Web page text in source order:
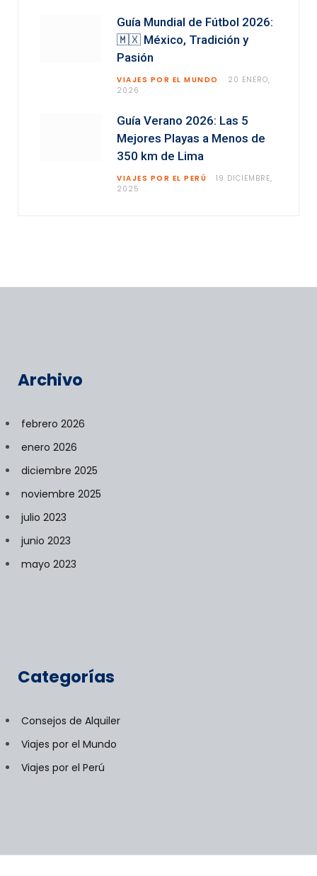
Guía Mundial de Fútbol 2026:
🇲🇽 México, Tradición y
Pasión
VIAJES POR EL MUNDO
20 ENERO,
2026
Guía Verano 2026: Las 5
Mejores Playas a Menos de
350 km de Lima
VIAJES POR EL PERÚ
19 DICIEMBRE,
2025
Archivo
febrero 2026
enero 2026
diciembre 2025
noviembre 2025
julio 2023
junio 2023
mayo 2023
Categorías
Consejos de Alquiler
Viajes por el Mundo
Viajes por el Perú